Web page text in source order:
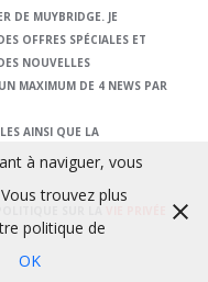
DE MUYBRIDGE. JE
OFFRES SPÉCIALES ET
NOUVELLES
MAXIMUM DE 4 NEWS PAR
AINSI QUE LA
SUR LA
à naviguer, vous
trouvez plus
politique de
OK